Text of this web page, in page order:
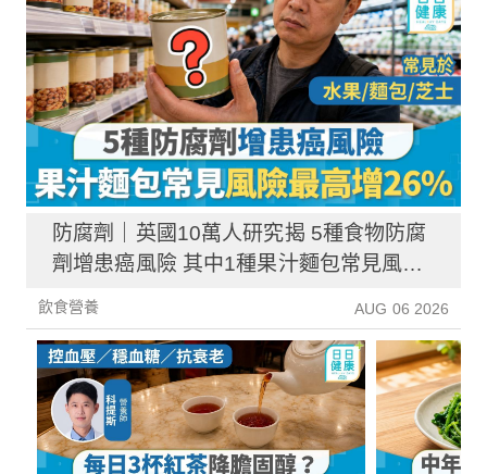
防腐劑｜英國10萬人研究揭 5種食物防腐
劑增患癌風險 其中1種果汁麵包常見風險
增26%
飲食營養 AUG 06 2026